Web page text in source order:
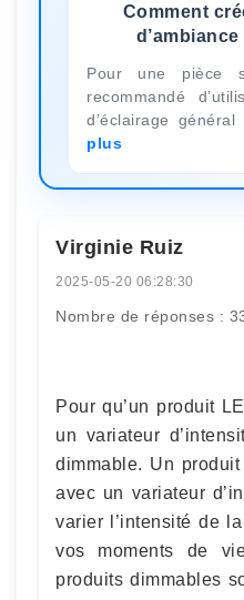
Comment
Pour une pièce
recommandé
d’éclairage général
plus
Virginie Ruiz
2025-05-20 06:28:30
Nombre de réponses :
Pour qu’un produit
un variateur
dimmable. Un
avec un variateur
varier l’intensité de
vos moments de
produits dimmables